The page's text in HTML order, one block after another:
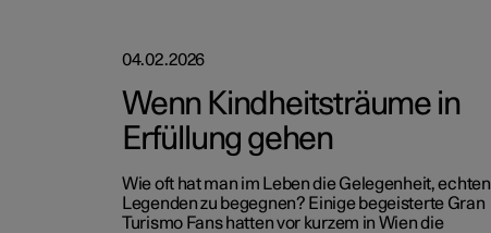
04.02.2026
Wenn Kindheitsträume in
Erfüllung gehen
Wie oft hat man im Leben die Gelegenheit, echten
Legenden zu begegnen? Einige begeisterte Gran
Turismo Fans hatten vor kurzem in Wien die